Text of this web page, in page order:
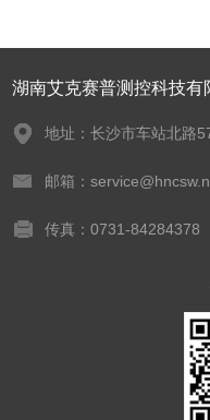
湖南艾克赛普测控科技有
地址：长沙市车站北路
邮箱：
传真：0731-84284378